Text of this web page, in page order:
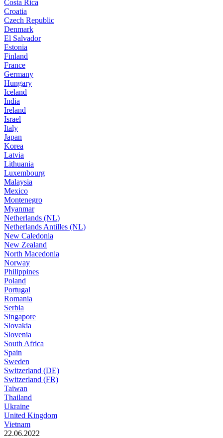
Costa Rica
Croatia
Czech Republic
Denmark
El Salvador
Estonia
Finland
France
Germany
Hungary
Iceland
India
Ireland
Israel
Italy
Japan
Korea
Latvia
Lithuania
Luxembourg
Malaysia
Mexico
Montenegro
Myanmar
Netherlands (NL)
Netherlands Antilles (NL)
New Caledonia
New Zealand
North Macedonia
Norway
Philippines
Poland
Portugal
Romania
Serbia
Singapore
Slovakia
Slovenia
South Africa
Spain
Sweden
Switzerland (DE)
Switzerland (FR)
Taiwan
Thailand
Ukraine
United Kingdom
Vietnam
22.06.2022